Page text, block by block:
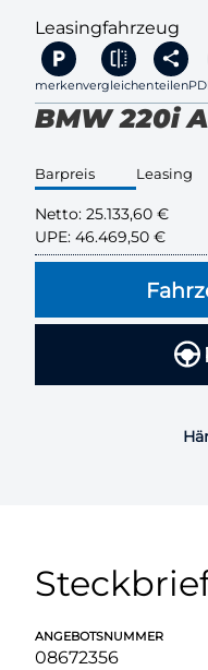
Leasingfahrzeug
merkenvergleichenteilen
BMW 220i
Barpreis Leasing
Netto: 25.133,60 €
UPE: 46.469,50 €
ANGEBOTSNUMMER
08672356